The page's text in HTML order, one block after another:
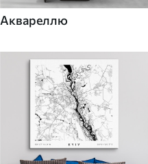
Аквареллю